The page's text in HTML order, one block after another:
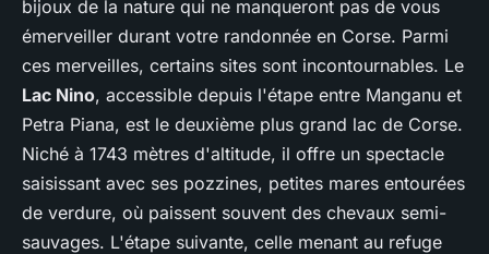
bijoux de la nature qui ne manqueront pas de vous
émerveiller durant votre randonnée en Corse. Parmi
ces merveilles, certains sites sont incontournables. Le
Lac Nino, accessible depuis l'étape entre Manganu et
Petra Piana, est le deuxième plus grand lac de Corse.
Niché à 1743 mètres d'altitude, il offre un spectacle
saisissant avec ses pozzines, petites mares entourées
de verdure, où paissent souvent des chevaux semi-
sauvages. L'étape suivante, celle menant au refuge